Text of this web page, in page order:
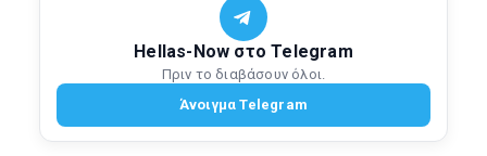
Hellas-Now στο Telegram
Πριν το διαβάσουν όλοι.
Άνοιγμα Telegram